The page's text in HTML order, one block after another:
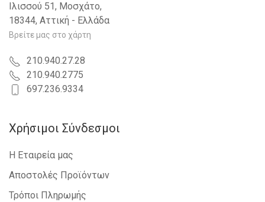
Ιλισσού 51, Μοσχάτο,
18344, Αττική - Ελλάδα
Βρείτε μας στο χάρτη
210.940.27.28
210.940.2775
697.236.9334
Χρήσιμοι Σύνδεσμοι
Η Εταιρεία μας
Αποστολές Προϊόντων
Τρόποι Πληρωμής